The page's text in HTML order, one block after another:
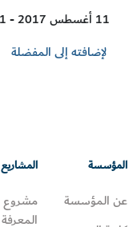
11 أغسطس 2017 - 11 أغسطس 2017
لإضافته إلى المفضلة
المؤسسة
عن المؤسسة
المشاريع
مشروع
المعرفة